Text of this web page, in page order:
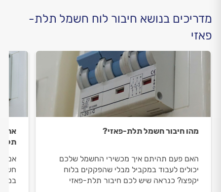
מדריכים בנושא חיבור לוח חשמל תלת-
פאזי
מהו חיבור חשמל תלת-פאזי?
האם פעם תהיתם איך מכשירי החשמל שלכם
יכולים לעבוד במקביל מבלי שהפקקים בלוח
יקפצו? כנראה שיש לכם חיבור תלת-פאזי
אחת
תלת
אם